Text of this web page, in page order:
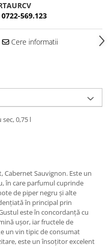
0722-569.123
Cere informatii
0,75 l
Cabernet Sauvignon. Este un
în care parfumul cuprinde
de piper negru și alte
în principal prin
este în concordanță cu
ușor, iar fructele de
un vin tipic de consumat
este un însoțitor excelent